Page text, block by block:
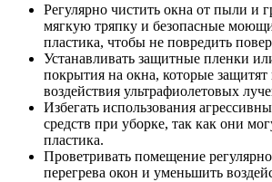
Регулярно чистить окна от пыли и
мягкую тряпку и безопасные
пластика, чтобы не повредить
Устанавливать защитные пленки
покрытия на окна, которые защитят
воздействия ультрафиолетовых
Избегать использования
средств при уборке, так как они
пластика.
Проветривать помещение
перегрева окон и уменьшить